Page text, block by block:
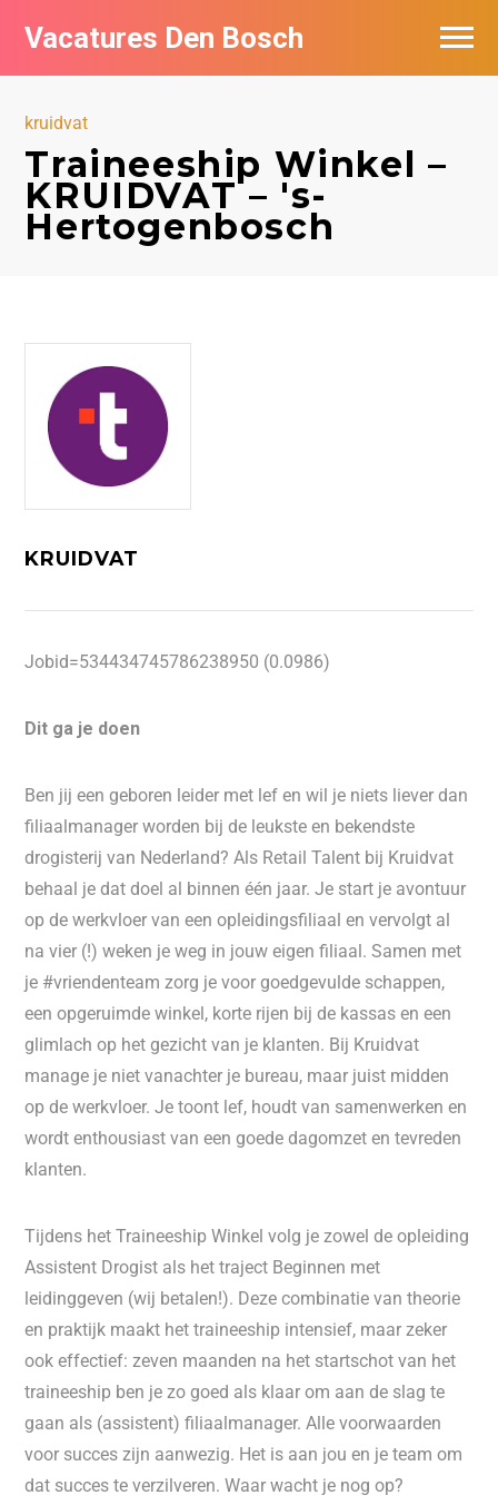
Vacatures Den Bosch
kruidvat
Traineeship Winkel –
KRUIDVAT – 's-
Hertogenbosch
KRUIDVAT
Jobid=534434745786238950 (0.0986)
Dit ga je doen
Ben jij een geboren leider met lef en wil je niets liever dan
filiaalmanager worden bij de leukste en bekendste
drogisterij van Nederland? Als Retail Talent bij Kruidvat
behaal je dat doel al binnen één jaar. Je start je avontuur
op de werkvloer van een opleidingsfiliaal en vervolgt al
na vier (!) weken je weg in jouw eigen filiaal. Samen met
je #vriendenteam zorg je voor goedgevulde schappen,
een opgeruimde winkel, korte rijen bij de kassas en een
glimlach op het gezicht van je klanten. Bij Kruidvat
manage je niet vanachter je bureau, maar juist midden
op de werkvloer. Je toont lef, houdt van samenwerken en
wordt enthousiast van een goede dagomzet en tevreden
klanten.
Tijdens het Traineeship Winkel volg je zowel de opleiding
Assistent Drogist als het traject Beginnen met
leidinggeven (wij betalen!). Deze combinatie van theorie
en praktijk maakt het traineeship intensief, maar zeker
ook effectief: zeven maanden na het startschot van het
traineeship ben je zo goed als klaar om aan de slag te
gaan als (assistent) filiaalmanager. Alle voorwaarden
voor succes zijn aanwezig. Het is aan jou en je team om
dat succes te verzilveren. Waar wacht je nog op?
Vacatures per bedrijf in Den Bosch